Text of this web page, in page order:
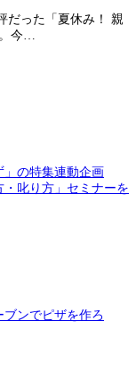
だった「夏休み！ 親
今…
の特集連動企画
叱り方」セミナーを
ンでピザを作ろ